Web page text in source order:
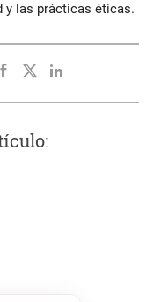
las prácticas éticas.